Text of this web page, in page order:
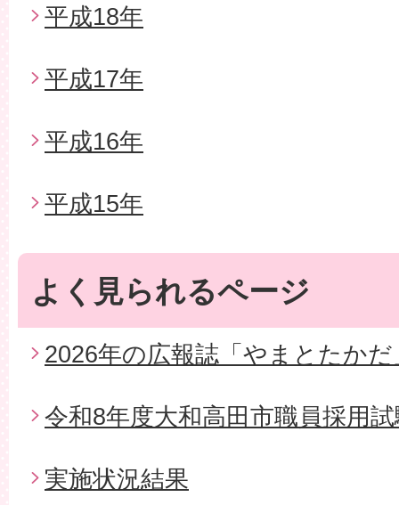
平成18年
平成17年
平成16年
平成15年
よく見られるページ
2026年の広報誌「やまとたかだ
令和8年度大和高田市職員採用
実施状況結果